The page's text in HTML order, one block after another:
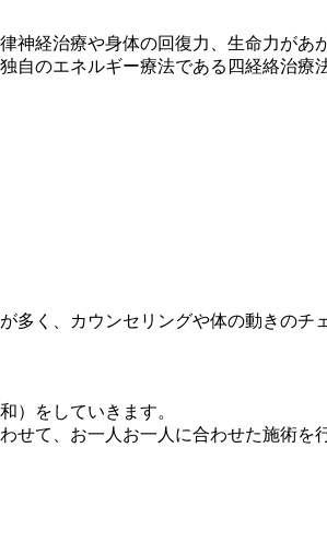
経治療や身体の回復力、生命力が
のエネルギー療法である四経絡治療
く、カウンセリングや体の動きのチ
）をしていきます。
て、お一人お一人に合わせた施術